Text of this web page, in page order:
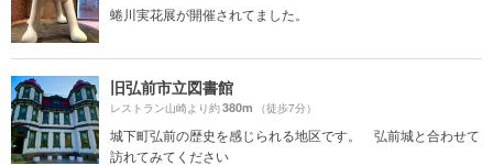
蜷川実花展が開催されてました。
旧弘前市立図書館
レストラン山崎より約380m （徒歩7分）
城下町弘前の歴史を感じられる地区です。 弘前城と合わせて
訪れてみてください